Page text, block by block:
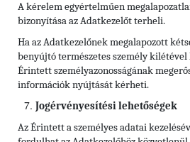
A kérelem egyértelműen
bizonyítása az Adatkezelőt terheli.
Ha az Adatkezelőnek megalapozott
benyújtó természetes személy kilétével
Érintett személyazonosságának
információk nyújtását kérheti.
Jogérvényesítési lehetőségek
Az Érintett a személyes adatai